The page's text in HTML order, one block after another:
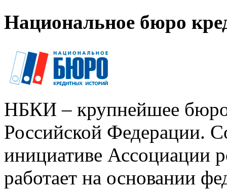
Национальное бюро
НБКИ – крупнейшее
Российской Федерации.
инициативе Ассоциации
работает на основании